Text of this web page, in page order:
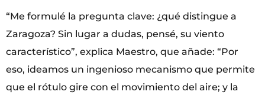
“Me formulé la pregunta clave: ¿qué distingue a
Zaragoza? Sin lugar a dudas, pensé, su viento
característico”, explica Maestro, que añade: “Por
eso, ideamos un ingenioso mecanismo que permite
que el rótulo gire con el movimiento del aire; y la